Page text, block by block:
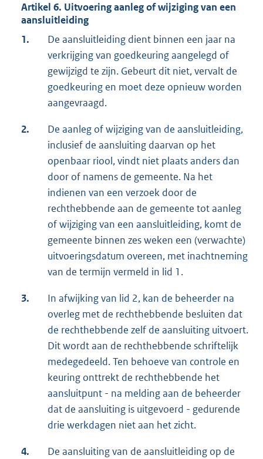
Artikel 6. Uitvoering aanleg of wijziging van een
aansluitleiding
1.
De aansluitleiding dient binnen een jaar na
verkrijging van goedkeuring aangelegd of
gewijzigd te zijn. Gebeurt dit niet, vervalt de
goedkeuring en moet deze opnieuw worden
aangevraagd.
2.
De aanleg of wijziging van de aansluitleiding,
inclusief de aansluiting daarvan op het
openbaar riool, vindt niet plaats anders dan
door of namens de gemeente. Na het
indienen van een verzoek door de
rechthebbende aan de gemeente tot aanleg
of wijziging van een aansluitleiding, komt de
gemeente binnen zes weken een (verwachte)
uitvoeringsdatum overeen, met inachtneming
van de termijn vermeld in lid 1.
3.
In afwijking van lid 2, kan de beheerder na
overleg met de rechthebbende besluiten dat
de rechthebbende zelf de aansluiting uitvoert.
Dit wordt aan de rechthebbende schriftelijk
medegedeeld. Ten behoeve van controle en
keuring onttrekt de rechthebbende het
aansluitpunt - na melding aan de beheerder
dat de aansluiting is uitgevoerd - gedurende
drie werkdagen niet aan het zicht.
4.
De aansluiting van de aansluitleiding op de